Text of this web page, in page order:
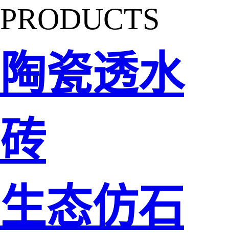
PRODUCTS
陶瓷透水
砖
生态仿石